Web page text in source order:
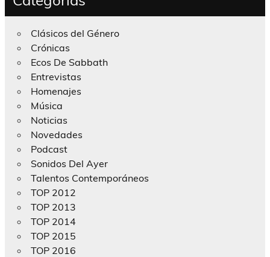
Clásicos del Género
Crónicas
Ecos De Sabbath
Entrevistas
Homenajes
Música
Noticias
Novedades
Podcast
Sonidos Del Ayer
Talentos Contemporáneos
TOP 2012
TOP 2013
TOP 2014
TOP 2015
TOP 2016